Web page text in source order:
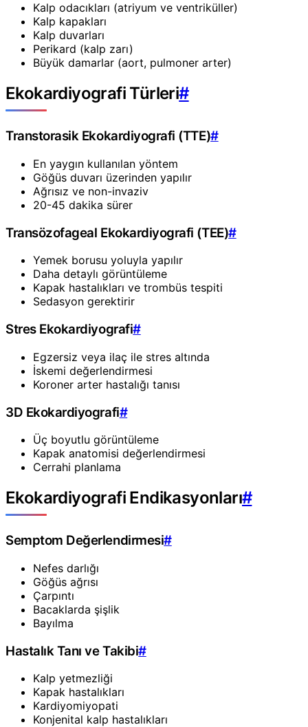
Kalp odacıkları (atriyum ve ventriküller)
Kalp kapakları
Kalp duvarları
Perikard (kalp zarı)
Büyük damarlar (aort, pulmoner arter)
Ekokardiyografi Türleri#
Transtorasik Ekokardiyografi (TTE)#
En yaygın kullanılan yöntem
Göğüs duvarı üzerinden yapılır
Ağrısız ve non-invaziv
20-45 dakika sürer
Transözofageal Ekokardiyografi (TEE)#
Yemek borusu yoluyla yapılır
Daha detaylı görüntüleme
Kapak hastalıkları ve trombüs tespiti
Sedasyon gerektirir
Stres Ekokardiyografi#
Egzersiz veya ilaç ile stres altında
İskemi değerlendirmesi
Koroner arter hastalığı tanısı
3D Ekokardiyografi#
Üç boyutlu görüntüleme
Kapak anatomisi değerlendirmesi
Cerrahi planlama
Ekokardiyografi Endikasyonları#
Semptom Değerlendirmesi#
Nefes darlığı
Göğüs ağrısı
Çarpıntı
Bacaklarda şişlik
Bayılma
Hastalık Tanı ve Takibi#
Kalp yetmezliği
Kapak hastalıkları
Kardiyomiyopati
Konjenital kalp hastalıkları